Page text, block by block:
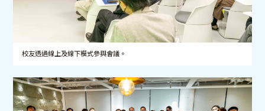
校友透過線上及線下模式參與會議。